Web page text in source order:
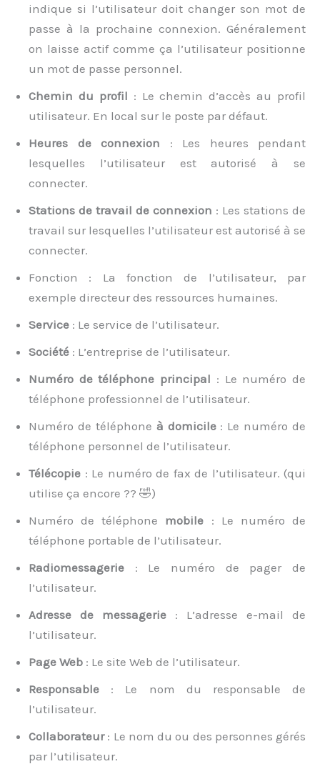
indique si l’utilisateur doit changer son mot de
passe à la prochaine connexion. Généralement
on laisse actif comme ça l’utilisateur positionne
un mot de passe personnel.
Chemin du profil : Le chemin d’accès au profil
utilisateur. En local sur le poste par défaut.
Heures de connexion : Les heures pendant
lesquelles l’utilisateur est autorisé à se
connecter.
Stations de travail de connexion : Les stations de
travail sur lesquelles l’utilisateur est autorisé à se
connecter.
Fonction : La fonction de l’utilisateur, par
exemple directeur des ressources humaines.
Service : Le service de l’utilisateur.
Société : L’entreprise de l’utilisateur.
Numéro de téléphone principal : Le numéro de
téléphone professionnel de l’utilisateur.
Numéro de téléphone à domicile : Le numéro de
téléphone personnel de l’utilisateur.
Télécopie : Le numéro de fax de l’utilisateur. (qui
utilise ça encore ?? 🤣)
Numéro de téléphone mobile : Le numéro de
téléphone portable de l’utilisateur.
Radiomessagerie : Le numéro de pager de
l’utilisateur.
Adresse de
messagerie : L’adresse e-mail de
l’utilisateur.
Page Web : Le site Web de l’utilisateur.
Responsable : Le nom du responsable de
l’utilisateur.
Collaborateur : Le nom du ou des personnes gérés
par l’utilisateur.